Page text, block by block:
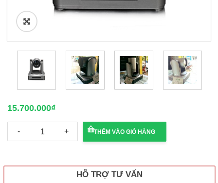
🔍
15.700.000₫
Hội
Nghị
THÊM VÀO GIỎ HÀNG
HỖ TRỢ TƯ VẤN